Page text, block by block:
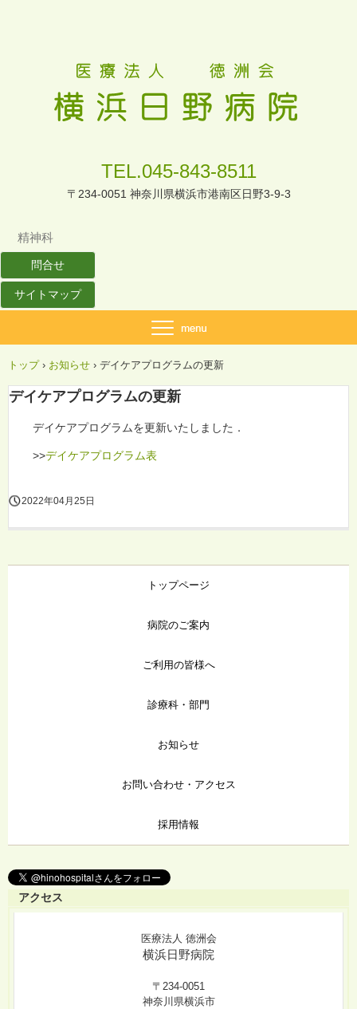
TEL.045-843-8511
〒234-0051 神奈川県横浜市港南区日野3-9-3
精神科
問合せ
サイトマップ
トップ › お知らせ › デイケアプログラムの更新
デイケアプログラムの更新
デイケアプログラムを更新いたしました．
>>デイケアプログラム表
2022年04月25日
トップページ
病院のご案内
ご利用の皆様へ
診療科・部門
お知らせ
お問い合わせ・アクセス
採用情報
アクセス
医療法人 徳洲会
横浜日野病院
〒234-0051
神奈川県横浜市